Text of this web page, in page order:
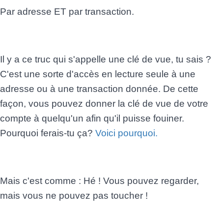
Par adresse ET par transaction.
Il y a ce truc qui s'appelle une clé de vue, tu sais ?
C'est une sorte d'accès en lecture seule à une
adresse ou à une transaction donnée. De cette
façon, vous pouvez donner la clé de vue de votre
compte à quelqu'un afin qu'il puisse fouiner.
Pourquoi ferais-tu ça? Voici pourquoi.
Mais c'est comme : Hé ! Vous pouvez regarder,
mais vous ne pouvez pas toucher !